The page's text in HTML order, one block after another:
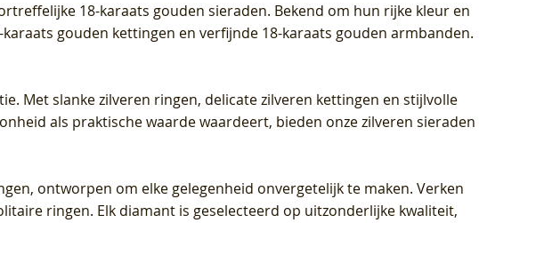
18-karaats gouden sieraden. Bekend om hun rijke kleur en
gouden kettingen en verfijnde 18-karaats gouden armbanden.
Met slanke zilveren ringen, delicate zilveren kettingen en stijlvolle
als praktische waarde waardeert, bieden onze zilveren sieraden
ontworpen om elke gelegenheid onvergetelijk te maken. Verken
ringen. Elk diamant is geselecteerd op uitzonderlijke kwaliteit,